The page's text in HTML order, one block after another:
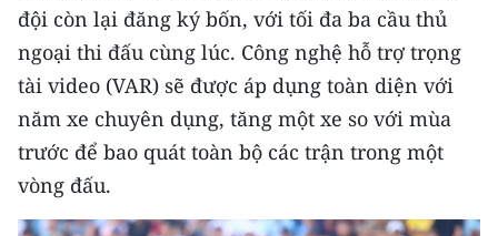
Media Văn hóa
Media Xã hội
Media Pháp luật
Media Du lịch
Media Thế giới
đội còn lại đăng ký bốn, với tối đa ba cầu thủ
ngoại thi đấu cùng lúc. Công nghệ hỗ trợ trọng
tài video (VAR) sẽ được áp dụng toàn diện với
năm xe chuyên dụng, tăng một xe so với mùa
trước để bao quát toàn bộ các trận trong một
vòng đấu.